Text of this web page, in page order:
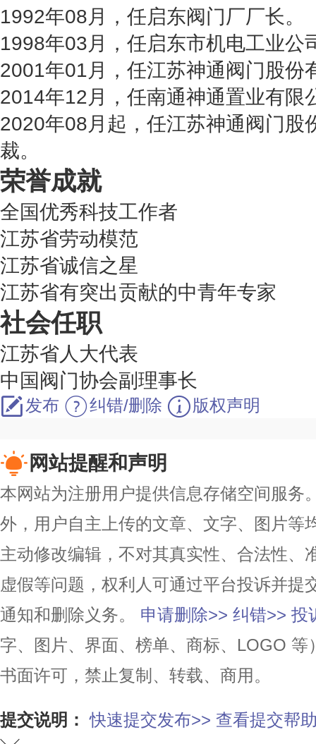
1992年08月，任启东阀门厂厂长。
1998年03月，任启东市机电工业公
2001年01月，任江苏神通阀门股份
2014年12月，任南通神通置业有限
2020年08月起，任江苏神通阀门股
裁。
荣誉成就
全国优秀科技工作者
江苏省劳动模范
江苏省诚信之星
江苏省有突出贡献的中青年专家
社会任职
江苏省人大代表
中国阀门协会副理事长
发布 纠错/删除 版权声明
网站提醒和声明
本网站为注册用户提供信息存储空间服务
外，用户自主上传的文章、文字、图片等
主动修改编辑，不对其真实性、合法性、
虚假等问题，权利人可通过平台投诉并提
通知和删除义务。
申请删除>> 纠错>> 投
字、图片、界面、榜单、商标、LOGO
书面许可，禁止复制、转载、商用。
提交说明： 快速提交发布>> 查看提交帮